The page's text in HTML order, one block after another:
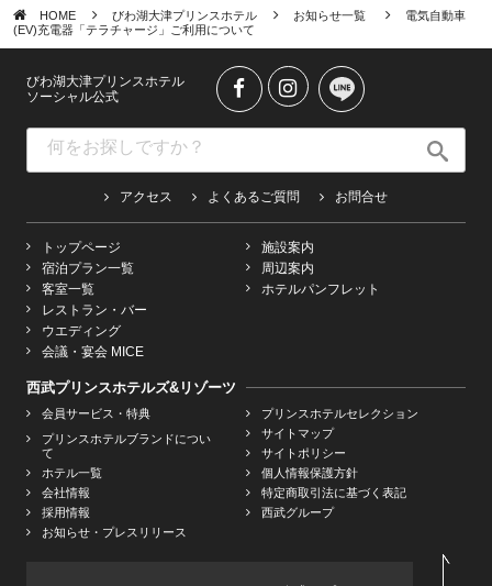
HOME びわ湖大津プリンスホテル お知らせ一覧
電気自動車
(EV)充電器「テラチャージ」ご利用について
びわ湖大津プリンスホテル
ソーシャル公式
アクセス よくあるご質問 お問合せ
トップページ
宿泊プラン一覧
客室一覧
レストラン・バー
ウエディング
会議・宴会 MICE
施設案内
周辺案内
ホテルパンフレット
西武プリンスホテルズ&リゾーツ
会員サービス・特典
プリンスホテルブランドについ
て
ホテル一覧
会社情報
採用情報
お知らせ・プレスリリース
プリンスホテルセレクション
サイトマップ
サイトポリシー
個人情報保護方針
特定商取引法に基づく表記
西武グループ